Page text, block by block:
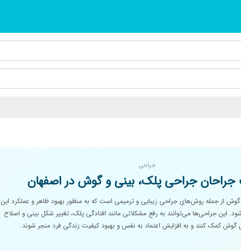
جراحی
جراحی پلک، بینی و گوش در اصفهان
از جمله روش‌های جراحی زیبایی و ترمیمی است که به منظور بهبود ظاهر و عملکرد این
این جراحی‌ها می‌توانند به رفع مشکلاتی مانند افتادگی پلک، تغییر شکل بینی و اصلاح
گوش کمک کنند و به افزایش اعتماد به نفس و بهبود کیفیت زندگی فرد منجر شوند.